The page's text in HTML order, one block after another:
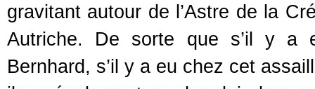
gravitant autour de l’Astre de la
Autriche. De sorte que s’il y a
Bernhard, s’il y a eu chez cet